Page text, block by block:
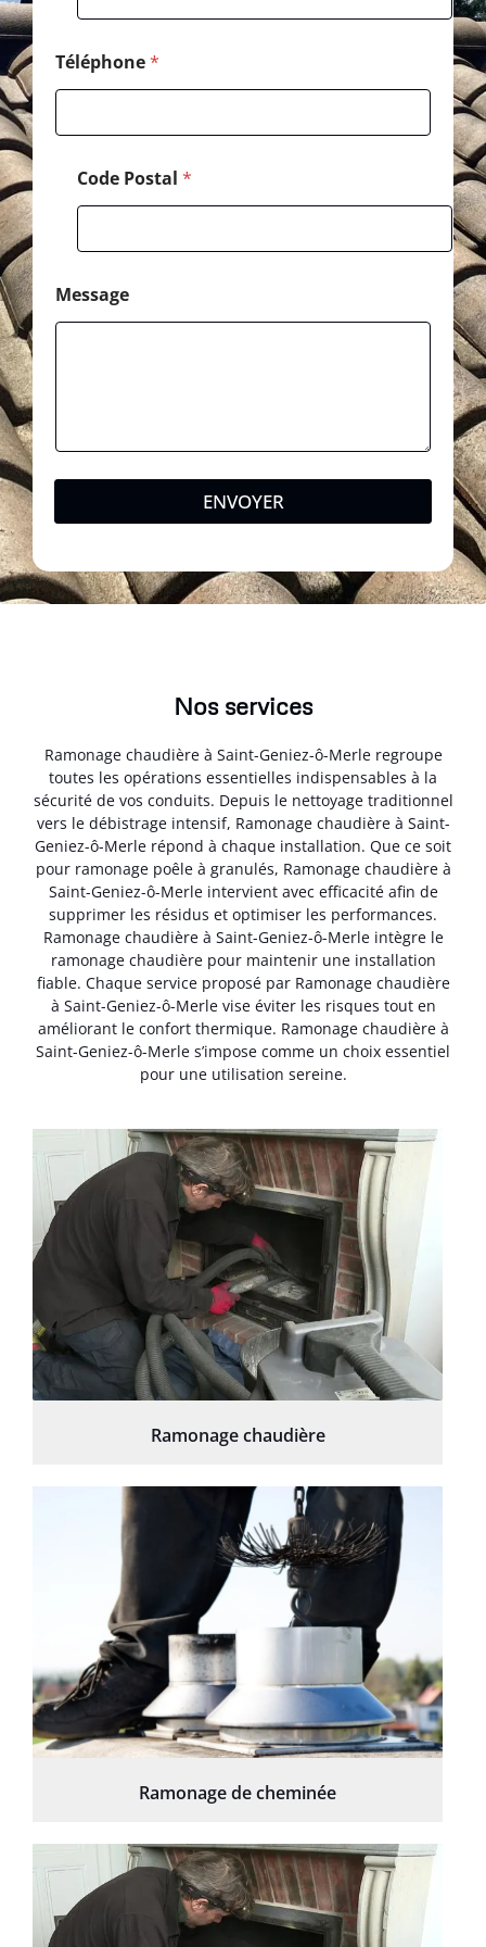
a
i
l
Téléphone*
Code Postal *
Message
ENVOYER
Nos services
Ramonage chaudière à Saint-Geniez-ô-Merle regroupe
toutes les opérations essentielles indispensables à la
sécurité de vos conduits. Depuis le nettoyage traditionnel
vers le débistrage intensif, Ramonage chaudière à Saint-
Geniez-ô-Merle répond à chaque installation. Que ce soit
pour ramonage poêle à granulés, Ramonage chaudière à
Saint-Geniez-ô-Merle intervient avec efficacité afin de
supprimer les résidus et optimiser les performances.
Ramonage chaudière à Saint-Geniez-ô-Merle intègre le
ramonage chaudière pour maintenir une installation
fiable. Chaque service proposé par Ramonage chaudière
à Saint-Geniez-ô-Merle vise éviter les risques tout en
améliorant le confort thermique. Ramonage chaudière à
Saint-Geniez-ô-Merle s’impose comme un choix essentiel
pour une utilisation sereine.
Ramonage chaudière
Ramonage de cheminée